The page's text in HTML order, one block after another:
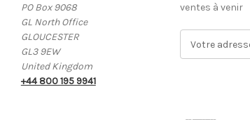
PO Box 9068
GL North Office
GLOUCESTER
GL3 9EW
United Kingdom
+44 800 195 9941
ventes à venir